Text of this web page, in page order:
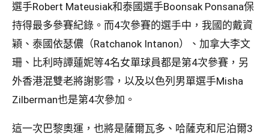
選手Robert Mateusiak和泰國選手Boonsak Ponsana保
持得最多參賽紀錄。而4次參賽的選手中，我國的戴資
穎、泰國依瑟儂（Ratchanok Intanon）、加拿大李文
珊、比利時譚蓮妮等4名女單球員都是第4次參賽，另
外香港混雙老將謝影雪，以及以色列男單選手Misha
Zilberman也是第4次參加。
這一次巴黎奧運，也將是薩爾瓦多、哈薩克和尼泊爾3